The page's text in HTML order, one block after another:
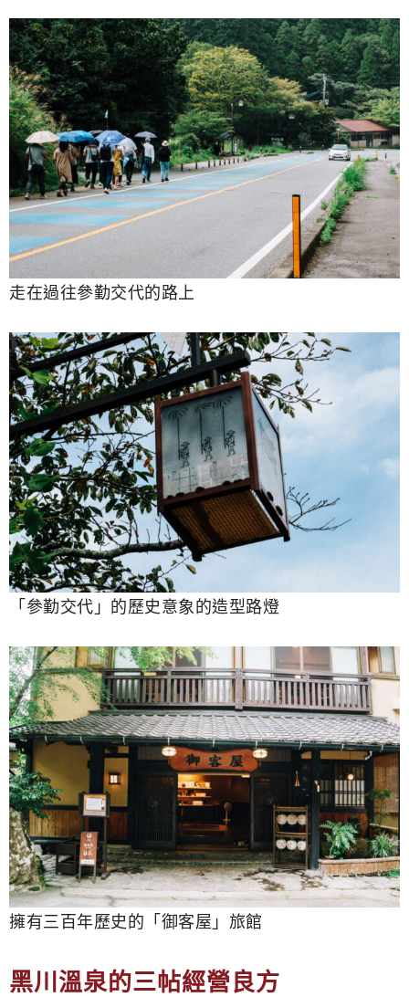
走在過往參勤交代的路上
「參勤交代」的歷史意象的造型路燈
擁有三百年歷史的「御客屋」旅館
黑川溫泉的三帖經營良方